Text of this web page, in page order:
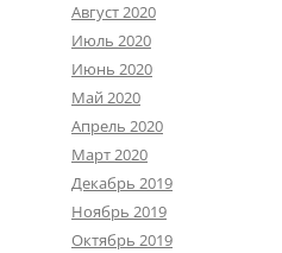
Август 2020
Июль 2020
Июнь 2020
Май 2020
Апрель 2020
Март 2020
Декабрь 2019
Ноябрь 2019
Октябрь 2019